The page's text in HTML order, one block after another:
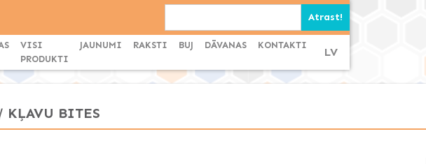
VISI
PRODUKTI
JAUNUMI RAKSTI BUJ DĀVANAS KONTAKTI
LV
KĻAVU BITES